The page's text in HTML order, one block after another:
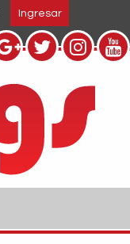
Ingresar